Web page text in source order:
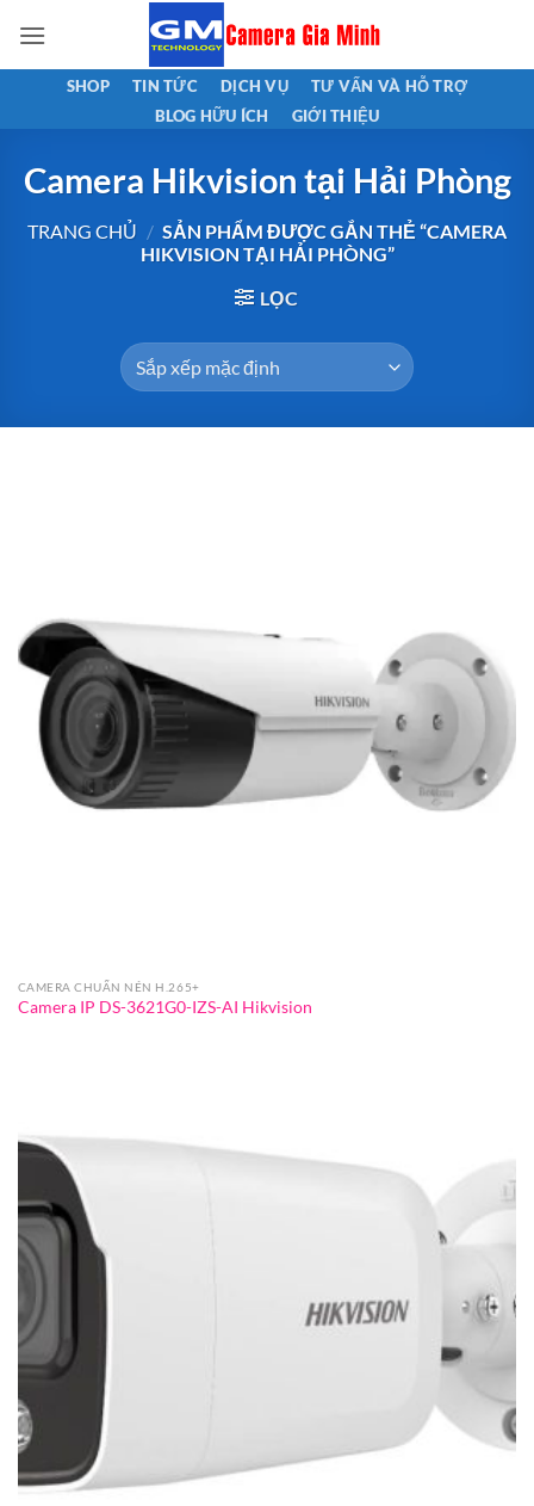
qua
nội
SHOP TIN TỨC DỊCH VỤ
TƯ VẤN VÀ HỖ TRỢ
BLOG HỮU ÍCH
GIỚI THIỆU
Camera Hikvision tại Hải Phòng
TRANG CHỦ / SẢN PHẨM ĐƯỢC GẮN THẺ “CAMERA
HIKVISION TẠI HẢI PHÒNG”
LỌC
CAMERA CHUẨN NÉN H.265+
Camera IP DS-3621G0-IZS-AI Hikvision